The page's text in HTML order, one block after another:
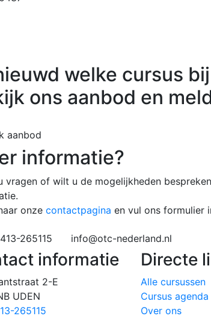
welke cursus
ons aanbod en
aanbod
informatie?
vragen of wilt u de mogelijkheden
onze contactpagina en vul ons formulier
265115 info@otc-nederland.nl
informatie
2-E
UDEN
265115
Directe
Alle cursussen
Cursus agenda
Over ons